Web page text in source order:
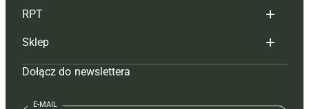
Reklama
Tagi
Mapa serwisu
Kontakt
Hoduj z głową bydło
Hoduj z głową świnie
Prenumerata
Redakcja
RPT
Redakcja
Prenumerata
Reklama
Sklep
Czasopisma i prenumerata
Książki
Dołącz do newslettera
E-MAIL